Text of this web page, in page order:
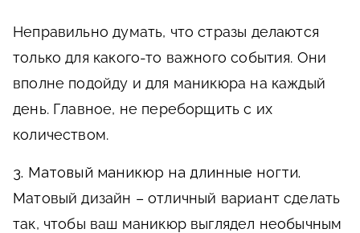
Неправильно думать, что стразы делаются
только для какого-то важного события. Они
вполне подойду и для маникюра на каждый
день. Главное, не переборщить с их
количеством.
3. Матовый маникюр на длинные ногти.
Матовый дизайн – отличный вариант сделать
так, чтобы ваш маникюр выглядел необычным